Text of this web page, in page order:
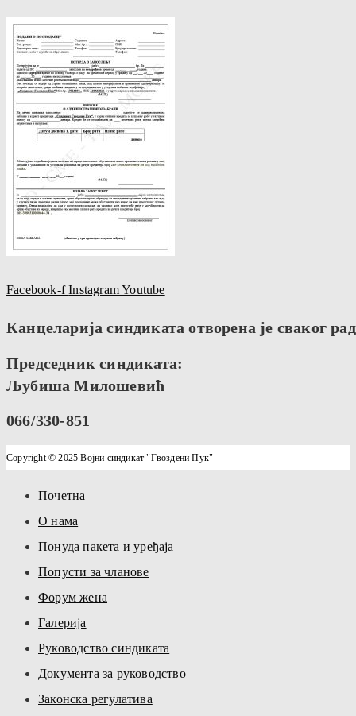
Facebook-f InstagramYoutube
Канцеларија синдиката отворена је сваког
Председник синдиката:
Љубиша Милошевић
066/330-851
Copyright © 2025 Војни синдикат "Гвоздени Пук"
Почетна
О нама
Понуда пакета и уређаја
Попусти за чланове
Форум жена
Галерија
Руководство синдиката
Документа за руководство
Законска регулатива